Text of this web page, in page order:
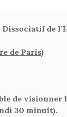
de
de Paris)
de visionner
30 minuit).